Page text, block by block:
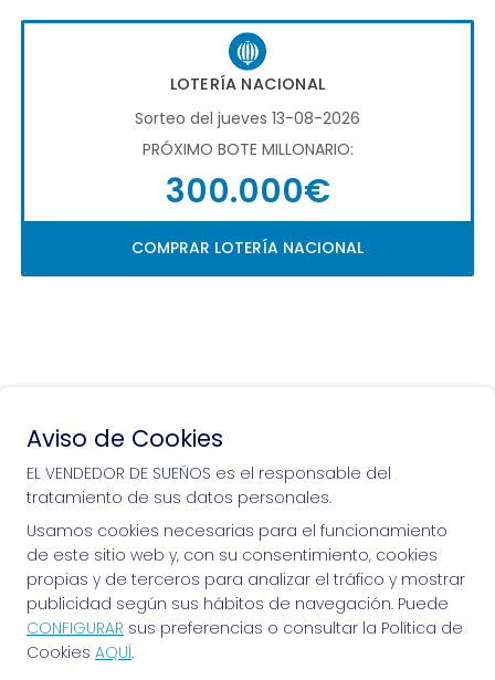
LOTERÍA NACIONAL
Sorteo del jueves 13-08-2026
PRÓXIMO BOTE MILLONARIO:
300.000€
COMPRAR LOTERÍA NACIONAL
Si puedes soñarlo, puedes hacerlo, ¡mucha
suerte!
EL VENDEDOR DE SUEÑOS
¿Quiénes somos?
Aviso de Cookies
EL VENDEDOR DE SUEÑOS es el responsable del
tratamiento de sus datos personales.
Usamos cookies necesarias para el funcionamiento
de este sitio web y, con su consentimiento, cookies
propias y de terceros para analizar el tráfico y mostrar
publicidad según sus hábitos de navegación. Puede
CONFIGURAR sus preferencias o consultar la Política de
Cookies AQUÍ.